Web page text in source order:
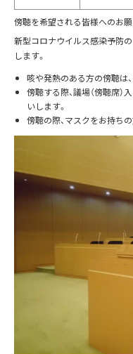
傍聴を希望される皆様へのお
新型コロナウイルス感染予防
します。
咳や発熱のある方の傍聴は
傍聴する際、議場（傍聴席
いします。
傍聴の際、マスクをお持ち